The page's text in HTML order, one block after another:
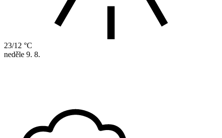
23/12 °C
neděle 9. 8.